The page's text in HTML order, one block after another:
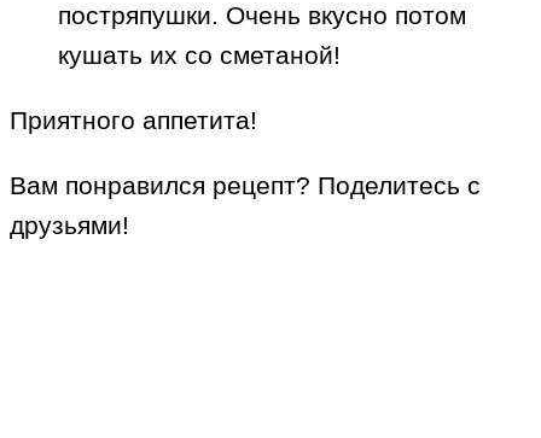
постряпушки. Очень вкусно потом
кушать их со сметаной!
Приятного аппетита!
Вам понравился рецепт? Поделитесь с
друзьями!